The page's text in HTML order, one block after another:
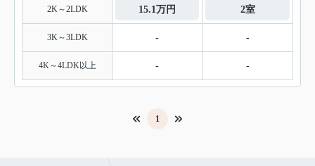
2K～2LDK 15.1万円 2室
3K～3LDK - -
4K～4LDK以上 - -
1